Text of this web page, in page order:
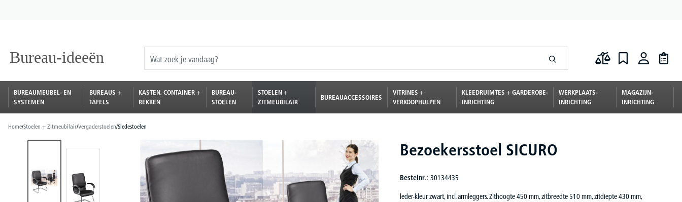
BUREAUMEUBEL- EN
SYSTEMEN
BUREAUS +
TAFELS
KASTEN, CONTAINER +
REKKEN
BUREAU-
STOELEN
STOELEN +
ZITMEUBILAIR
BUREAUACCESSOIRES
VITRINES +
VERKOOPHULPEN
KLEEDRUIMTES + GARDEROBE-
INRICHTING
WERKPLAATS-
INRICHTING
MAGAZIJN-
INRICHTING
Home/Stoelen + Zitmeubilair/Vergaderstoelen/Sledestoelen
Bezoekersstoel SICURO
Bestelnr.: 30134435
leder-kleur zwart, incl. armleggers. Zithoogte 450 mm, zitbreedte 510 mm, zitdiepte 430 mm,